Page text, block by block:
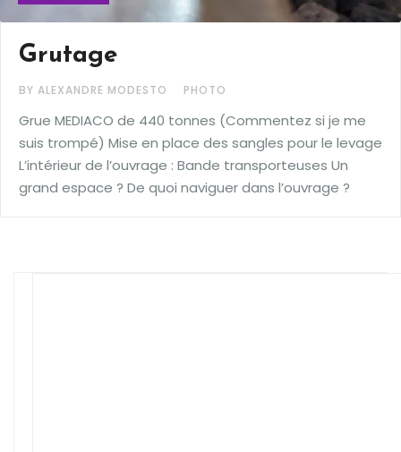
Grutage
BY ALEXANDRE MODESTO PHOTO
Grue MEDIACO de 440 tonnes (Commentez si je me
suis trompé) Mise en place des sangles pour le levage
L’intérieur de l’ouvrage : Bande transporteuses Un
grand espace ? De quoi naviguer dans l’ouvrage ?